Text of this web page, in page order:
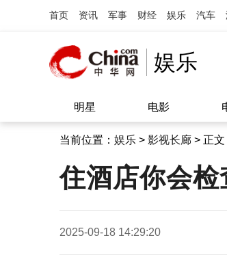
首页 资讯 军事 财经 娱乐 汽车
娱乐
明星 电影
当前位置： 娱乐 > 影视长廊 > 正文
住酒店你会检
2025-09-18 14:29:20